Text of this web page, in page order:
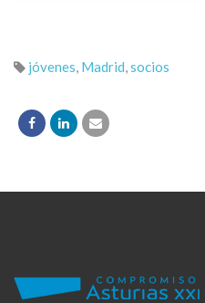
jóvenes Madrid socios